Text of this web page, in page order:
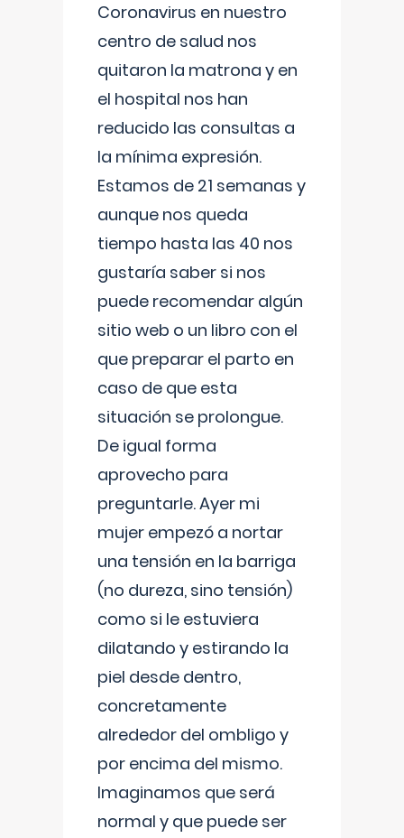
Coronavirus en nuestro
centro de salud nos
quitaron la matrona y en
el hospital nos han
reducido las consultas a
la mínima expresión.
Estamos de 21 semanas y
aunque nos queda
tiempo hasta las 40 nos
gustaría saber si nos
puede recomendar algún
sitio web o un libro con el
que preparar el parto en
caso de que esta
situación se prolongue.
De igual forma
aprovecho para
preguntarle. Ayer mi
mujer empezó a nortar
una tensión en la barriga
(no dureza, sino tensión)
como si le estuviera
dilatando y estirando la
piel desde dentro,
concretamente
alrededor del ombligo y
por encima del mismo.
Imaginamos que será
normal y que puede ser